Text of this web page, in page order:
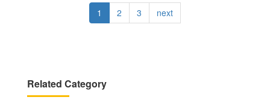
Current
page
1 Page
2 Page
3
Next
page
next
Related Category